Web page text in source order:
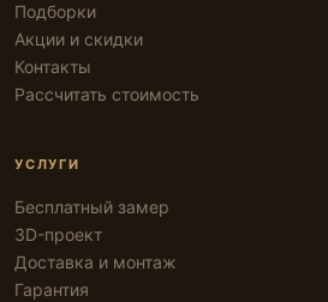
Подборки
Акции и скидки
Контакты
Рассчитать стоимость
УСЛУГИ
Бесплатный замер
3D-проект
Доставка и монтаж
Гарантия